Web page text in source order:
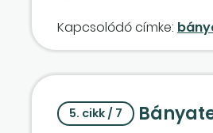
Kapcsolódó címke:
5. cikk / 7